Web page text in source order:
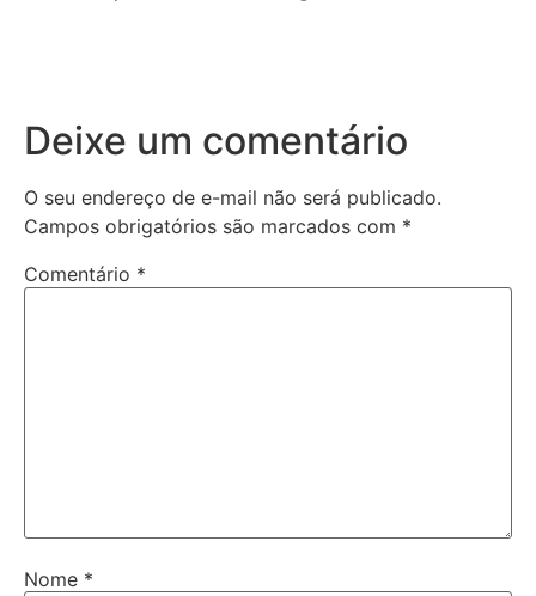
Deixe um comentário
O seu endereço de e-mail não será publicado.
Campos obrigatórios são marcados com *
Comentário *
Nome *